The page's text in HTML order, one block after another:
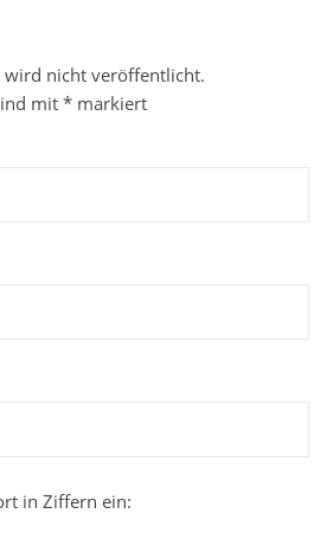
wird nicht veröffentlicht.
mit * markiert
in Ziffern ein: